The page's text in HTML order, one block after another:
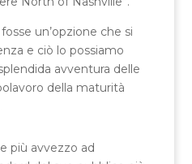
un’opzione che si
e ciò lo possiamo
avventura delle
della maturità
più avvezzo ad